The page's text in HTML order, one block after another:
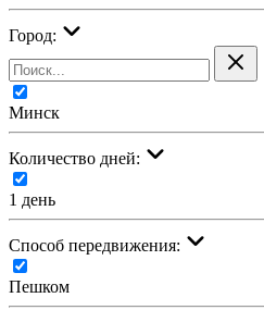
Город:
Минск
Количество дней:
1 день
Cпособ передвижения:
Пешком